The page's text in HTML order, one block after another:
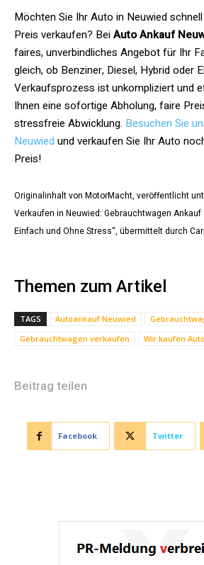
Möchten Sie Ihr Auto in Neuwied
Preis verkaufen? BeiAuto Ankauf
faires, unverbindliches Angebot für Ihr
gleich, ob Benziner, Diesel, Hybrid oder
Verkaufsprozess ist unkompliziert und
Ihnen eine sofortige Abholung, faire
stressfreie Abwicklung. Besuchen Sie
Neuwied und verkaufen Sie Ihr Auto
Preis!
Originalinhalt von MotorMacht, veröffentlicht
Verkaufen in Neuwied: Gebrauchtwagen
Einfach und Ohne Stress“, übermittelt durch
Themen zum Artikel
TAGS Autoankauf Neuwied
Gebrauchtwagen verkaufen
Wir kaufen
Beitrag teilen
Facebook Twitter